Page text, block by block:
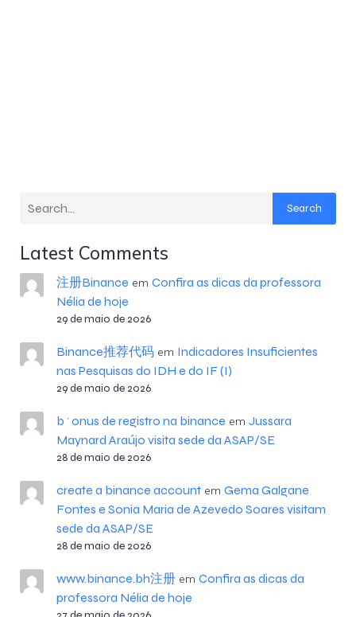
Search
Latest Comments
注册Binance em Confira as dicas da professora
Nélia de hoje
29 de maio de 2026
Binance推荐代码em Indicadores Insuficientes
nas Pesquisas do IDH e do IF (I)
29 de maio de 2026
b^onus de registro na binance em Jussara
Maynard Araújo visita sede da ASAP/SE
28 de maio de 2026
create a binance accountem Gema Galgane
Fontes e Sonia Maria de Azevedo Soares visitam
sede da ASAP/SE
28 de maio de 2026
www.binance.bh注册em Confira as dicas da
professora Nélia de hoje